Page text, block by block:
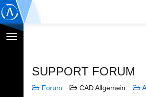
Navigation
SUPPORT FORUM
Forum CAD Allgemein